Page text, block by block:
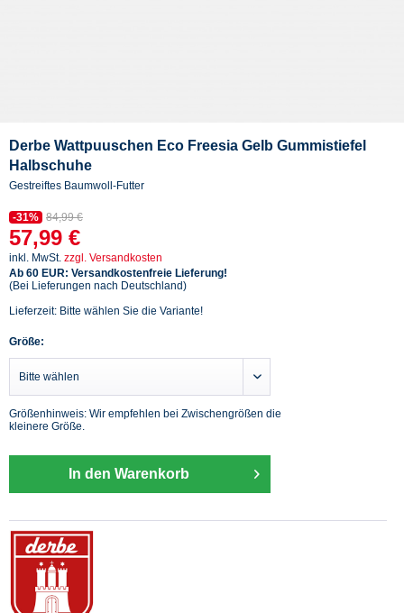
Derbe Wattpuuschen Eco Freesia Gelb Gummistiefel
Halbschuhe
Gestreiftes Baumwoll-Futter
-31% 84,99 €
57,99 €
inkl. MwSt. zzgl. Versandkosten
Ab 60 EUR: Versandkostenfreie Lieferung!
(Bei Lieferungen nach Deutschland)
Lieferzeit: Bitte wählen Sie die Variante!
Größe:
Größenhinweis: Wir empfehlen bei Zwischengrößen die
kleinere Größe.
In den Warenkorb